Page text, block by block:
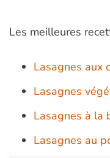
Les meilleures
Lasagnes aux
Lasagnes
Lasagnes à la
Lasagnes au